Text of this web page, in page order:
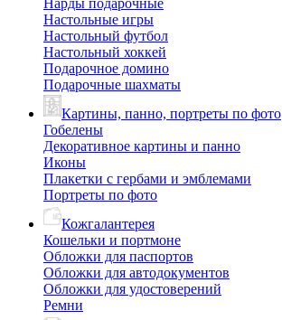
Нарды подарочные
Настольные игры
Настольный футбол
Настольный хоккей
Подарочное домино
Подарочные шахматы
Картины, панно, портреты по фото
Гобелены
Декоративное картины и панно
Иконы
Плакетки с гербами и эмблемами
Портреты по фото
Кожгалантерея
Кошельки и портмоне
Обложки для паспортов
Обложки для автодокументов
Обложки для удостоверений
Ремни